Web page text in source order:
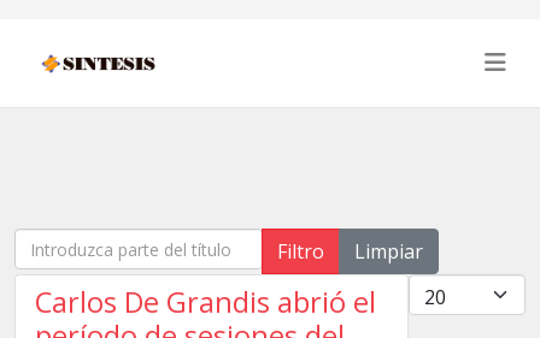
Introduzca parte del título Filtro
Limpiar
Cantidad
Carlos De Grandis abrió el